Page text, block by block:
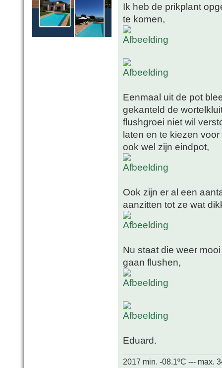
Ik heb de prikplant
te komen,
Eenmaal uit de pot
gekanteld de
flushgroei niet wil
laten en te kiezen
ook wel zijn eindpot,
Ook zijn er al een
aanzitten tot ze wat
Nu staat die weer
gaan flushen,
Eduard.
2017 min. -08.1ºC --- max.